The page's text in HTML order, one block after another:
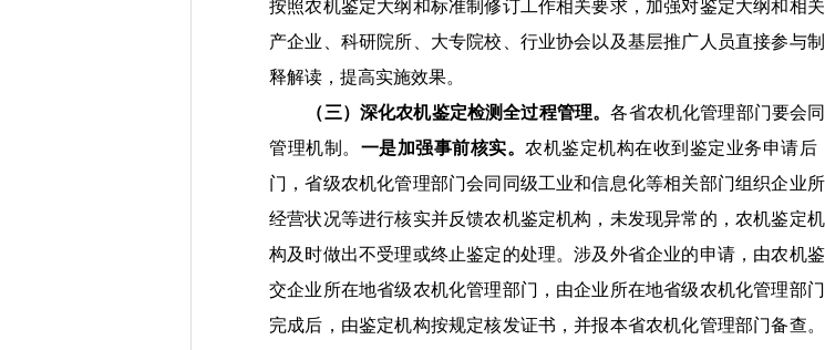
按照农机鉴定大纲和标准制修订工作相关要求，加强对鉴定大纲和相关
产企业、科研院所、大专院校、行业协会以及基层推广人员直接参与
释解读，提高实施效果。
（三）深化农机鉴定检测全过程管理。各省农机化管理部门要会
管理机制。 一是加强事前核实。农机鉴定机构在收到鉴定业务申请后
门 ，省级农机化管理部门会同同级工业和信息化等相关部门组织企业
经营状况等进行核实并反馈农机鉴定机构 ，未发现异常的，农机鉴定
构及时做出不受理或终止鉴定的处理。涉及外省企业的申请，由农机
交企业所在地省级农机化管理部门， 由企业所在地省级农机化管理部门
完成后，由鉴定机构按规定核发证书，并报本省农机化管理部门备查。